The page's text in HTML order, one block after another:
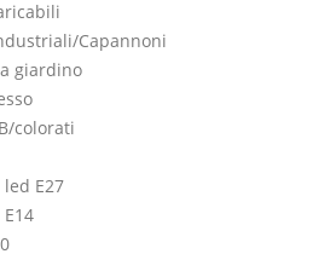
Capannoni
giardino
colorati
E27